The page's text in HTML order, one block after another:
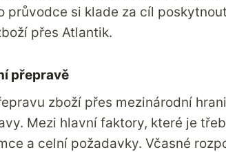
průvodce si klade za cíl
přes Atlantik.
přepravě
zboží přes mezinárodní
Mezi hlavní faktory, které je
a celní požadavky. Včasné